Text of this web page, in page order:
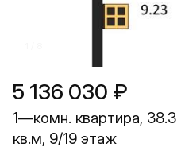
5 136 030 ₽
1—комн. квартира, 38.3
кв.м, 9/19 этаж